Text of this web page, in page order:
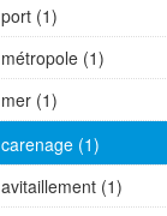
port (1)
métropole (1)
mer (1)
carenage (1)
avitaillement (1)